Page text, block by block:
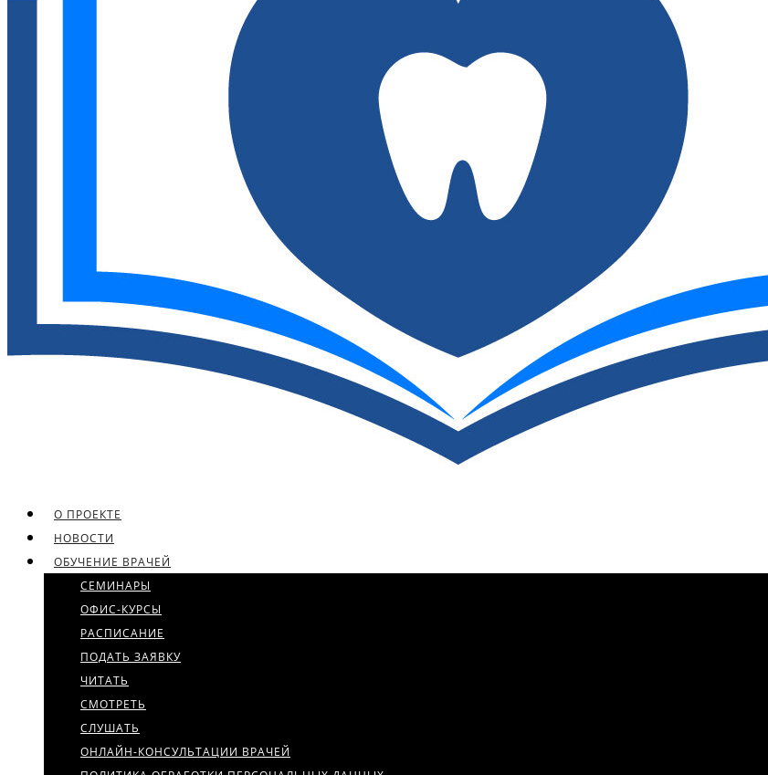
О ПРОЕКТЕ
НОВОСТИ
ОБУЧЕНИЕ ВРАЧЕЙ
СЕМИНАРЫ
ОФИС-КУРСЫ
РАСПИСАНИЕ
ПОДАТЬ ЗАЯВКУ
ЧИТАТЬ
СМОТРЕТЬ
СЛУШАТЬ
ОНЛАЙН-КОНСУЛЬТАЦИИ ВРАЧЕЙ